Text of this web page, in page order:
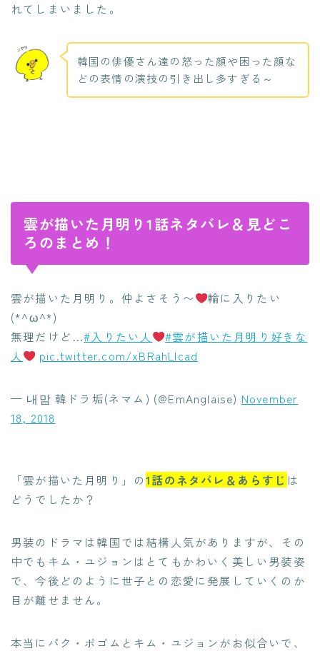
れてしまいました。
韓国の俳優さん達の怒った顔や困った顔な
どの表情の演技の引き出し多すぎる～
雲が描いた月明り1話ネタバレ＆見どこ
ろのまとめ！
雲が描いた月明り。仲よさそう〜
輪に入りたい
(*^ω^*)
無理だけど…#入りたい人
#雲が描いた月明り好きな
人
pic.twitter.com/xBRahLIcad
— 내맘 韓ドラ垢(ネマム) (@EmAnglaise) November
18, 2018
「雲が描いた月明り」の1話のネタバレ＆あらすじ は
どうでしたか？
男装のドラマは韓国では結構人気がありますが、その
中でもキム・ユジョンはとてもかわいく美しい男装姿
で、今後どのように世子との恋愛に発展していくのか
目が離せません。
本当にパク・ボゴムとキム・ユジョンがお似合いで、